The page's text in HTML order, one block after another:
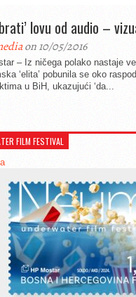
lovu od audio –
on 10/05/2016
– Iz ničega polako nastaje
‘elita’ pobunila se oko
u BiH, ukazujući ‘da...
FILM FESTIVAL